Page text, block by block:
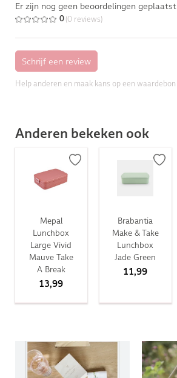
Er zijn nog geen beoordelingen geplaatst
0 (0 reviews)
Help anderen en maak kans op een waardebon
Anderen bekeken ook
Mepal
Lunchbox
Large Vivid
Mauve Take
A Break
13,99
Brabantia
Make & Take
Lunchbox
Jade Green
11,99